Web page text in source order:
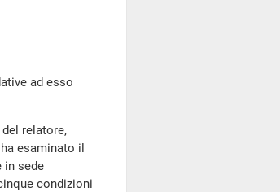
ad esso
relatore,
esaminato il
in sede
condizioni